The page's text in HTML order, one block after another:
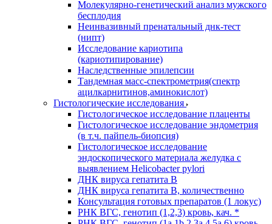
Молекулярно-генетический анализ мужского
бесплодия
Неинвазивный пренатальный днк-тест
(нипт)
Исследование кариотипа
(кариотипирование)
Наследственные эпилепсии
Тандемная масс-спектрометрия(спектр
ацилкарнитинов,аминокислот)
Гистологические исследования
Гистологическое исследование плаценты
Гистологическое исследование эндометрия
(в т.ч. пайпель-биопсия)
Гистологическое исследование
эндоскопического материала желудка с
выявлением Helicobacter pylori
ДНК вируса гепатита B
ДНК вируса гепатита B, количественно
Консультация готовых препаратов (1 локус)
РНК ВГC, генотип (1,2,3) кровь, кач. *